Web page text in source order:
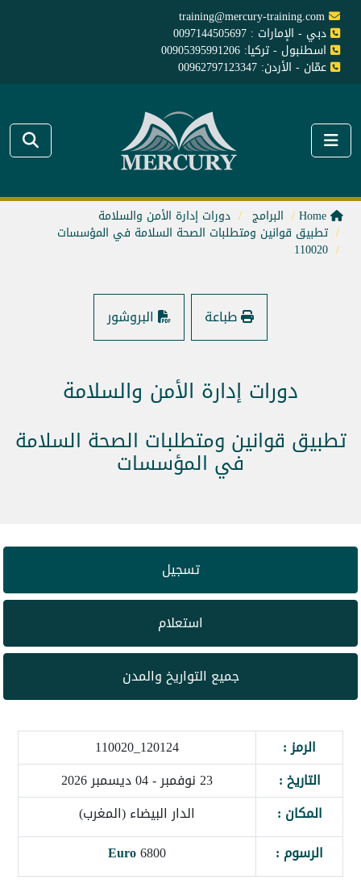
training@mercury-training.com
دبي - الإمارات : 0097144505697
اسطنبول - تركيا: 00905395991206
عمّان - الأردن: 00962797123347
البرامج دورات إدارة الأمن والسلامة
تطبيق قوانين ومتطلبات الصحة السلامة في المؤسسات
110020
طباعة البروشور
دورات إدارة الأمن والسلامة
تطبيق قوانين ومتطلبات الصحة السلامة
في المؤسسات
تسجيل
استعلام
جميع التواريخ والمدن
الرمز :
120124_110020
التاريخ :
23 نوفمبر - 04 ديسمبر 2026
المكان :
الدار البيضاء (المغرب)
الرسوم :
6800
Euro